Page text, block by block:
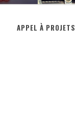
APPEL À PROJETS